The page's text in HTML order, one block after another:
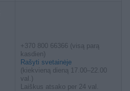
+370 800 66366 (visą parą
kasdien)
Rašyti svetainėje
(kiekvieną dieną 17.00–22.00
val.)
Laiškus atsako per 24 val.